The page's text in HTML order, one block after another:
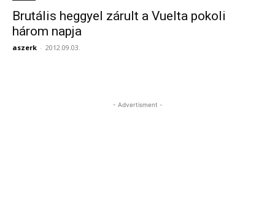
Brutális heggyel zárult a Vuelta pokoli
három napja
aszerk - 2012.09.03.
- Advertisment -